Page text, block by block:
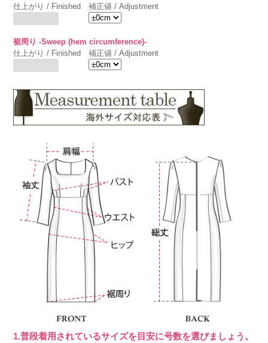
仕上がり / Finished
補正値 / Adjustment
裾周り -Sweep (hem circumference)-
仕上がり / Finished
補正値 / Adjustment
1.普段着用されているサイズを目安に号数を選びましょう。